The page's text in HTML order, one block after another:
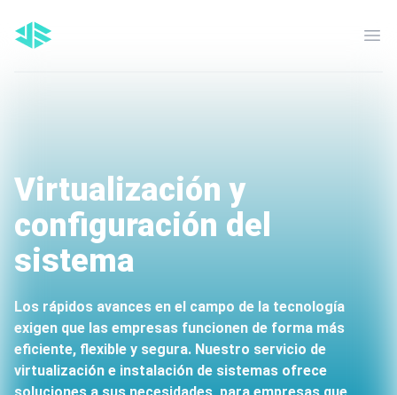
Virtualización y
configuración del
sistema
Los rápidos avances en el campo de la tecnología
exigen que las empresas funcionen de forma más
eficiente, flexible y segura. Nuestro servicio de
virtualización e instalación de sistemas ofrece